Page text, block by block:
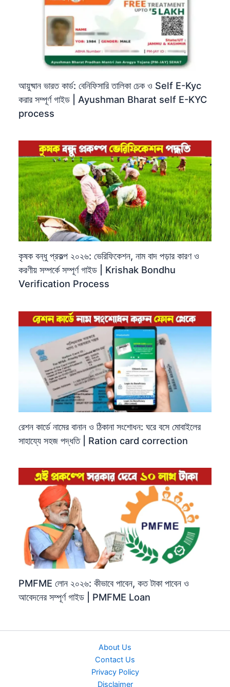
আয়ুষ্মান ভারত কার্ড: বেনিফিসারি তালিকা চেক ও Self E-Kyc
করার সম্পূর্ণ গাইড | Ayushman Bharat self E-KYC
process
কৃষক বন্ধু প্রকল্প ২০২৬: ভেরিফিকেশন, নাম বাদ পড়ার কারণ ও
করণীয় সম্পর্কে সম্পূর্ণ গাইড | Krishak Bondhu
Verification Process
রেশন কার্ডে নামের বানান ও ঠিকানা সংশোধন: ঘরে বসে মোবাইলের
সাহায্যে সহজ পদ্ধতি | Ration card correction
PMFME লোন ২০২৬: কীভাবে পাবেন, কত টাকা পাবেন ও
আবেদনের সম্পূর্ণ গাইড | PMFME Loan
About Us
Contact Us
Privacy Policy
Disclaimer